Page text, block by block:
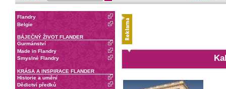
Flandry
Belgie
BÁJEČNÝ ŽIVOT FLANDER
Gurmánství
Made in Flandry
Smyslné Flandry
KRÁSA A INSPIRACE FLANDER
Historie a umění
Dědictví předků